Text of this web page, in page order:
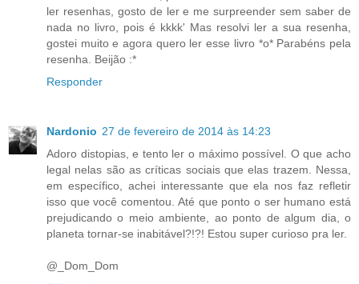
ler resenhas, gosto de ler e me surpreender sem saber de
nada no livro, pois é kkkk' Mas resolvi ler a sua resenha,
gostei muito e agora quero ler esse livro *o* Parabéns pela
resenha. Beijão :*
Responder
Nardonio 27 de fevereiro de 2014 às 14:23
Adoro distopias, e tento ler o máximo possível. O que acho
legal nelas são as críticas sociais que elas trazem. Nessa,
em específico, achei interessante que ela nos faz refletir
isso que você comentou. Até que ponto o ser humano está
prejudicando o meio ambiente, ao ponto de algum dia, o
planeta tornar-se inabitável?!?! Estou super curioso pra ler.
@_Dom_Dom